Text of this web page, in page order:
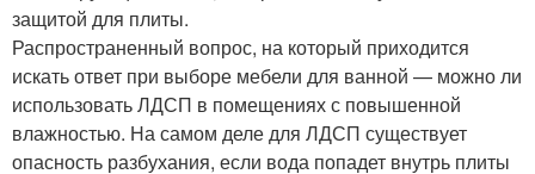
защитой для плиты.
Распространенный вопрос, на который приходится
искать ответ при выборе мебели для ванной — можно ли
использовать ЛДСП в помещениях с повышенной
влажностью. На самом деле для ЛДСП существует
опасность разбухания, если вода попадет внутрь плиты